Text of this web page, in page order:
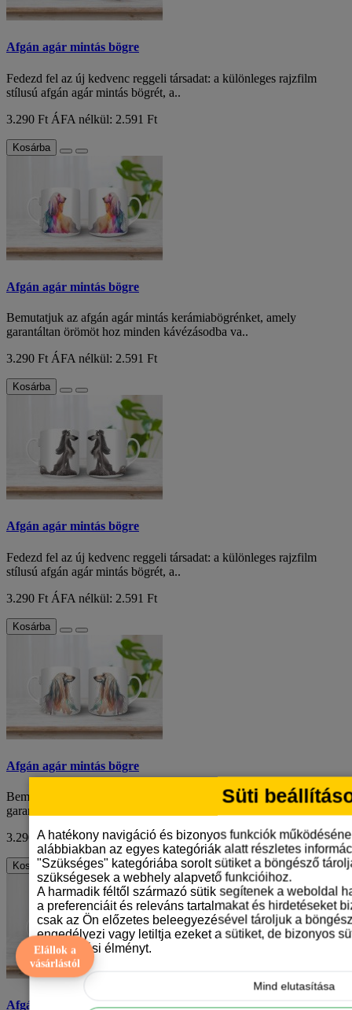
Afgán agár mintás bögre
Fedezd fel az új kedvenc reggeli társadat: a különleges rajzfilm
stílusú afgán agár mintás bögrét, a..
3.290 Ft ÁFA nélkül: 2.591 Ft
Kosárba
Afgán agár mintás bögre
Bemutatjuk az afgán agár mintás kerámiabögrénket, amely
garantáltan örömöt hoz minden kávézásodba va..
3.290 Ft ÁFA nélkül: 2.591 Ft
Kosárba
Afgán agár mintás bögre
Fedezd fel az új kedvenc reggeli társadat: a különleges rajzfilm
stílusú afgán agár mintás bögrét, a..
3.290 Ft ÁFA nélkül: 2.591 Ft
Kosárba
Afgán agár mintás bögre
Bemutatjuk az afgán agár mintás kerámiabögrénket, amely
garantáltan örömöt hoz minden kávézásodba va..
3.290 FtÁFA nélkül: 2.591 Ft
Kosárba
Afgán agár mintás bögre
Elállok a
vásárlástól
Süti
A hatékony navigáció és bizonyos funkciók
alábbiakban az egyes kategóriák alatt részletes
"Szükséges" kategóriába sorolt sütiket a böngésző
szükségesek a webhely alapvető funkcióihoz.
A harmadik féltől származó sütik segítenek a weboldal
a preferenciáit és releváns tartalmakat és hirdetéseket
csak az Ön előzetes beleegyezésével tároljuk a
engedélyezi vagy letiltja ezeket a sütiket, de bizonyos
böngészési élményt.
Mind elutasítása